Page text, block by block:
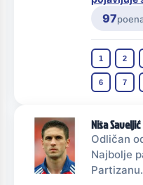
97
1 2
6 7
Niša Saveljić
Odličan
Najbolje
Partizanu.